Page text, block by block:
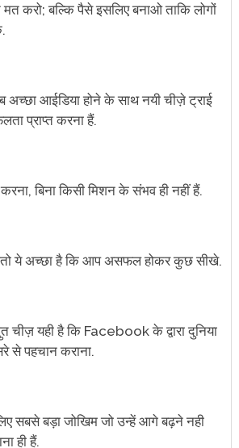
मत करो; बल्कि पैसे इसलिए बनाओ ताकि लोगों
अच्छा आईडिया होने के साथ नयी चीज़े ट्राई
प्राप्त करना हैं.
बिना किसी मिशन के संभव ही नहीं हैं.
ये अच्छा है कि आप असफल होकर कुछ सीखे.
चीज़ यही है कि Facebook के द्वारा दुनिया
से पहचान कराना.
सबसे बड़ा जोखिम जो उन्हें आगे बढ़ने नही
ही हैं.